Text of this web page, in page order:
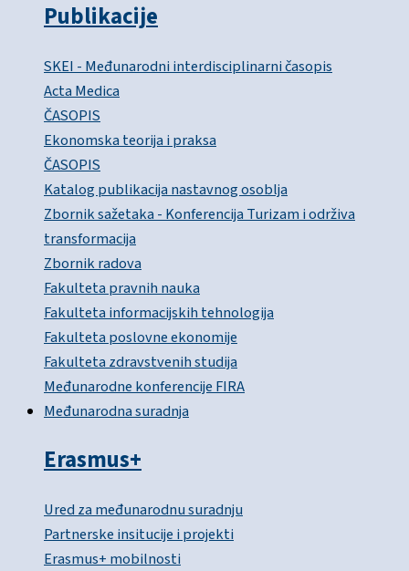
Publikacije
SKEI - Međunarodni interdisciplinarni časopis
Acta Medica
ČASOPIS
Ekonomska teorija i praksa
ČASOPIS
Katalog publikacija nastavnog osoblja
Zbornik sažetaka - Konferencija Turizam i održiva
transformacija
Zbornik radova
Fakulteta pravnih nauka
Fakulteta informacijskih tehnologija
Fakulteta poslovne ekonomije
Fakulteta zdravstvenih studija
Međunarodne konferencije FIRA
Međunarodna suradnja
Erasmus+
Ured za međunarodnu suradnju
Partnerske insitucije i projekti
Erasmus+ mobilnosti